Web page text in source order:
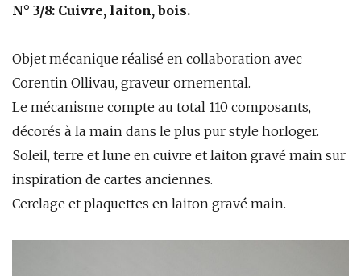
N° 3/8: Cuivre, laiton, bois.
Objet mécanique réalisé en collaboration avec
Corentin Ollivau, graveur ornemental.
Le mécanisme compte au total 110 composants,
décorés à la main dans le plus pur style horloger.
Soleil, terre et lune en cuivre et laiton gravé main sur
inspiration de cartes anciennes.
Cerclage et plaquettes en laiton gravé main.